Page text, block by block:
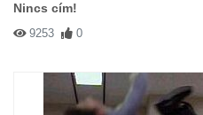
Nincs cím!
9253 0